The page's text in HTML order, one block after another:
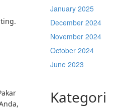
January 2025
December 2024
November 2024
October 2024
June 2023
Kategori